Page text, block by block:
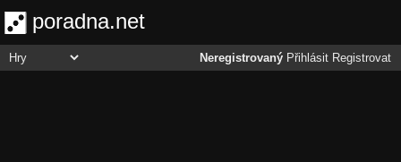
poradna.net
Neregistrovaný Přihlásit Registrovat